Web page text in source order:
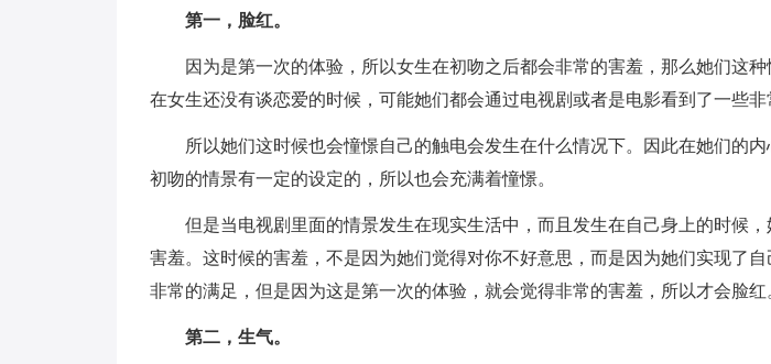
第一，脸红。
因为是第一次的体验，所以女生在初吻之后都会非常的害羞，那么她们这种
在女生还没有谈恋爱的时候，可能她们都会通过电视剧或者是电影看到了一些
所以她们这时候也会憧憬自己的触电会发生在什么情况下。因此在她们的
初吻的情景有一定的设定的，所以也会充满着憧憬。
但是当电视剧里面的情景发生在现实生活中，而且发生在自己身上的时候
害羞。这时候的害羞，不是因为她们觉得对你不好意思，而是因为她们实现了自
非常的满足，但是因为这是第一次的体验，就会觉得非常的害羞，所以才会脸红
第二，生气。